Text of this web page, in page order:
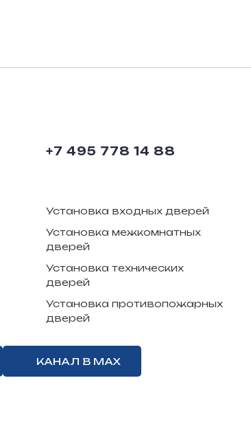
+7 495 778 14 88
Установка входных дверей
Установка межкомнатных
дверей
Установка технических
дверей
Установка противопожарных
дверей
КАНАЛ В MAX